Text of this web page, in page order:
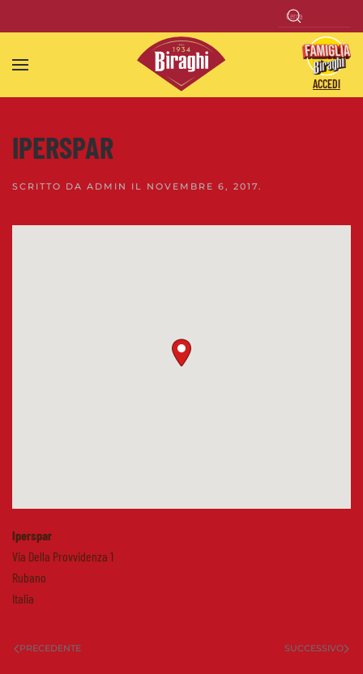
Skip to main content
ACCEDI
IPERSPAR
SCRITTO DA ADMIN IL NOVEMBRE 6, 2017.
Iperspar
Via Della Provvidenza 1
Rubano
Italia
PRECEDENTE SUCCESSIVO